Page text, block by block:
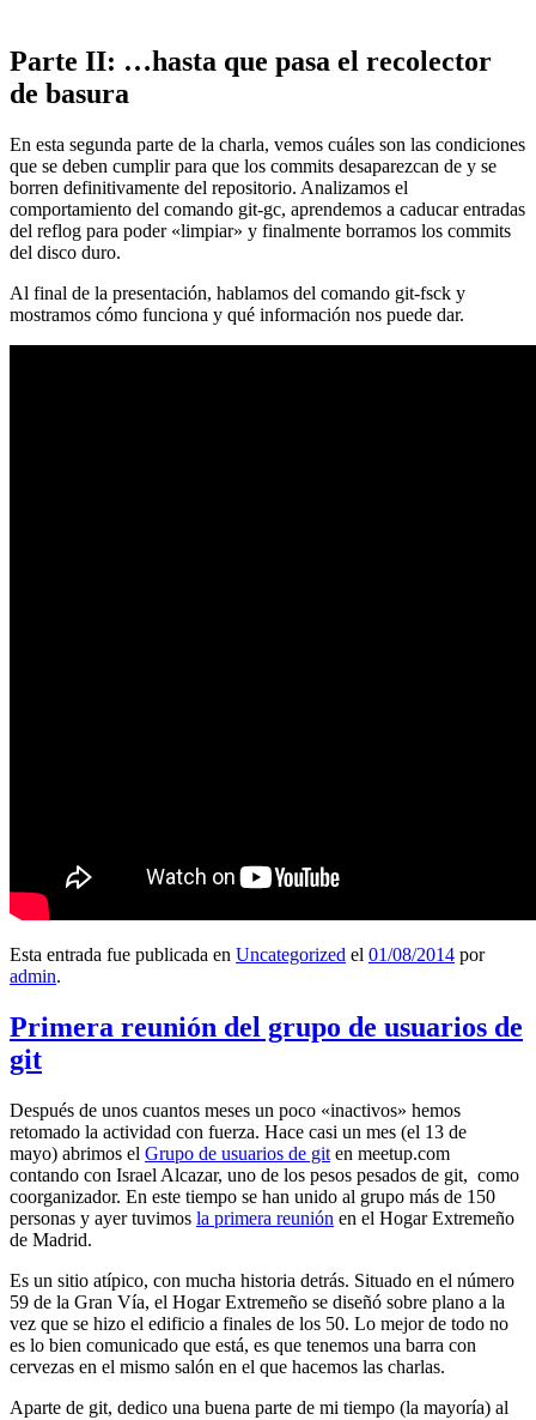
Parte II: …hasta que pasa el recolector
de basura
En esta segunda parte de la charla, vemos cuáles son las condiciones
que se deben cumplir para que los commits desaparezcan de y se
borren definitivamente del repositorio. Analizamos el
comportamiento del comando git-gc, aprendemos a caducar entradas
del reflog para poder «limpiar» y finalmente borramos los commits
del disco duro.
Al final de la presentación, hablamos del comando git-fsck y
mostramos cómo funciona y qué información nos puede dar.
Esta entrada fue publicada en Uncategorized el 01/08/2014 por
admin.
Primera reunión del grupo de usuarios de
git
Después de unos cuantos meses un poco «inactivos» hemos
retomado la actividad con fuerza. Hace casi un mes (el 13 de
mayo) abrimos el Grupo de usuarios de git en meetup.com
contando con Israel Alcazar, uno de los pesos pesados de git, como
coorganizador. En este tiempo se han unido al grupo más de 150
personas y ayer tuvimos la primera reunión en el Hogar Extremeño
de Madrid.
Es un sitio atípico, con mucha historia detrás. Situado en el número
59 de la Gran Vía, el Hogar Extremeño se diseñó sobre plano a la
vez que se hizo el edificio a finales de los 50. Lo mejor de todo no
es lo bien comunicado que está, es que tenemos una barra con
cervezas en el mismo salón en el que hacemos las charlas.
Aparte de git, dedico una buena parte de mi tiempo (la mayoría) al